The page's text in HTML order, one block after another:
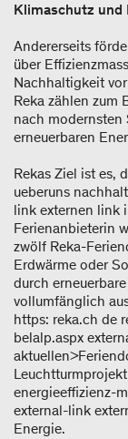
Klimaschutz und
Andererseits
über
Nachhaltigkeit
Reka zählen zum
nach modernsten
erneuerbaren
Rekas Ziel ist es,
ueberuns
link externen link
Ferienanbieterin
zwölf Reka-
Erdwärme oder
durch
vollumfänglich
https: reka.ch de
belalp.aspx
energieeffizienz-
external-link
Energie.